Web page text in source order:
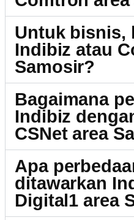
Untuk bisnis,
Indibiz atau
Samosir?
Bagaimana
Indibiz
CSNet area
Apa
ditawarkan
Digital1 area